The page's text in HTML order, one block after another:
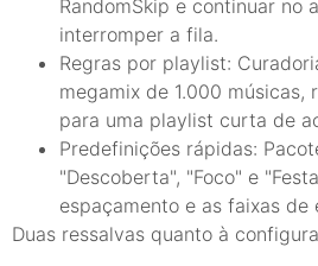
RandomSkip e continuar no
interromper a fila.
Regras por playlist:
megamix de 1.000 músicas,
para uma playlist curta de
Predefinições rápidas:
"Descoberta", "Foco" e
espaçamento e as faixas de
Duas ressalvas quanto à